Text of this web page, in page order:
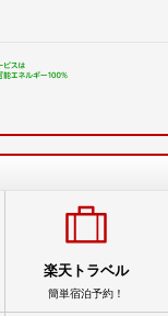
楽天トラベル
簡単宿泊予約！